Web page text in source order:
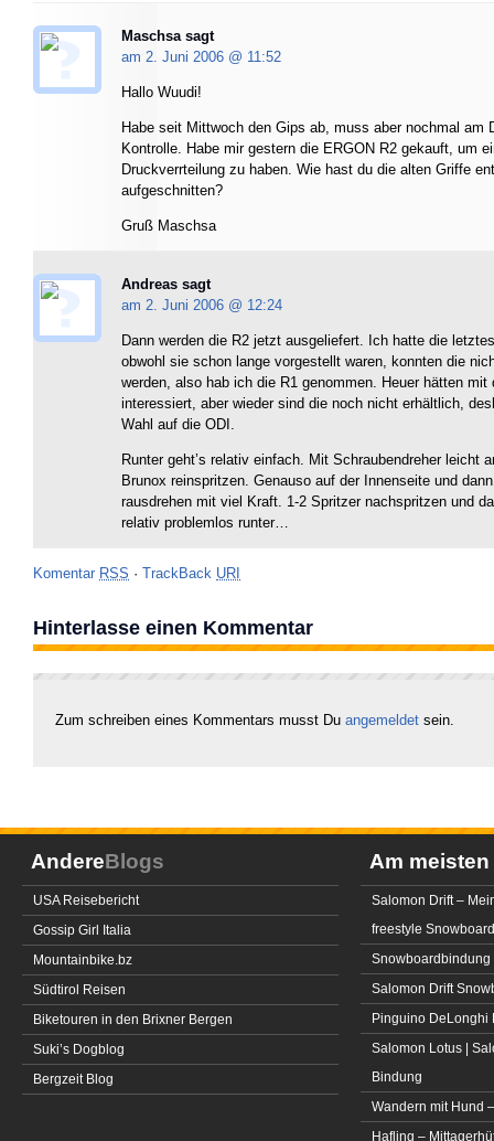
Maschsa sagt
am 2. Juni 2006 @ 11:52
Hallo Wuudi!
Habe seit Mittwoch den Gips ab, muss aber nochmal am
Kontrolle. Habe mir gestern die ERGON R2 gekauft, um
Druckverrteilung zu haben. Wie hast du die alten Griffe
aufgeschnitten?
Gruß Maschsa
Andreas sagt
am 2. Juni 2006 @ 12:24
Dann werden die R2 jetzt ausgeliefert. Ich hatte die
obwohl sie schon lange vorgestellt waren, konnten die
werden, also hab ich die R1 genommen. Heuer hätten mit
interessiert, aber wieder sind die noch nicht erhältlich,
Wahl auf die ODI.
Runter geht’s relativ einfach. Mit Schraubendreher leicht
Brunox reinspritzen. Genauso auf der Innenseite und
rausdrehen mit viel Kraft. 1-2 Spritzer nachspritzen und
relativ problemlos runter…
Komentar RSS · TrackBack URI
Hinterlasse einen Kommentar
Zum schreiben eines Kommentars musst Du angemeldet sein.
AndereBlogs
USA Reisebericht
Gossip Girl Italia
Mountainbike.bz
Südtirol Reisen
Biketouren in den Brixner Bergen
Suki’s Dogblog
Bergzeit Blog
Am meisten
Salomon Drift –
freestyle Snowboard
Snowboardbindung
Salomon Drift
Pinguino DeLonghi
Salomon Lotus |
Bindung
Wandern mit Hund
Hafling –